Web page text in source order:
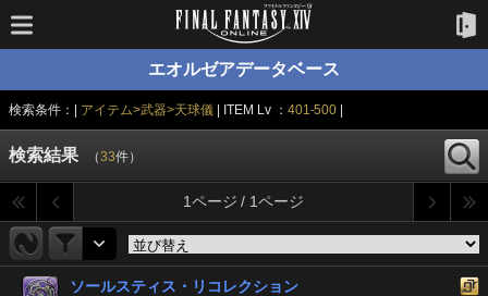
エオルゼアデータベース
検索条件：| アイテム>武器>天球儀 | ITEM Lv ： 401-500
検索結果 （33件）
1ページ / 1ページ
ソールスティス・リコレクション